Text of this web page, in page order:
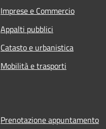
Imprese e Commercio
Appalti pubblici
Catasto e urbanistica
Mobilità e trasporti
Prenotazione appuntamento